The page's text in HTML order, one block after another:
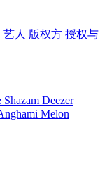
艺人 版权方 授权与
Shazam Deezer
Melon